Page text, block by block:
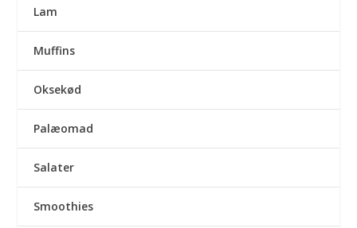
Lam
Muffins
Oksekød
Palæomad
Salater
Smoothies